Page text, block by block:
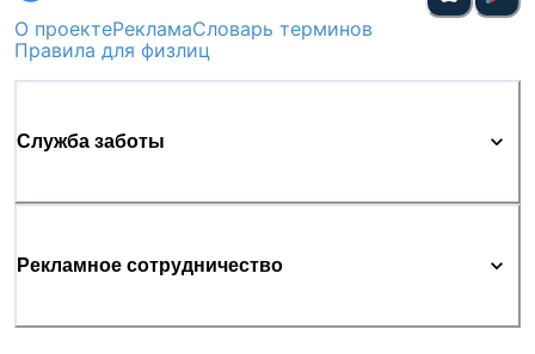
О проектеРекламаСловарь терминов
Правила для физлиц
Служба заботы
Рекламное сотрудничество